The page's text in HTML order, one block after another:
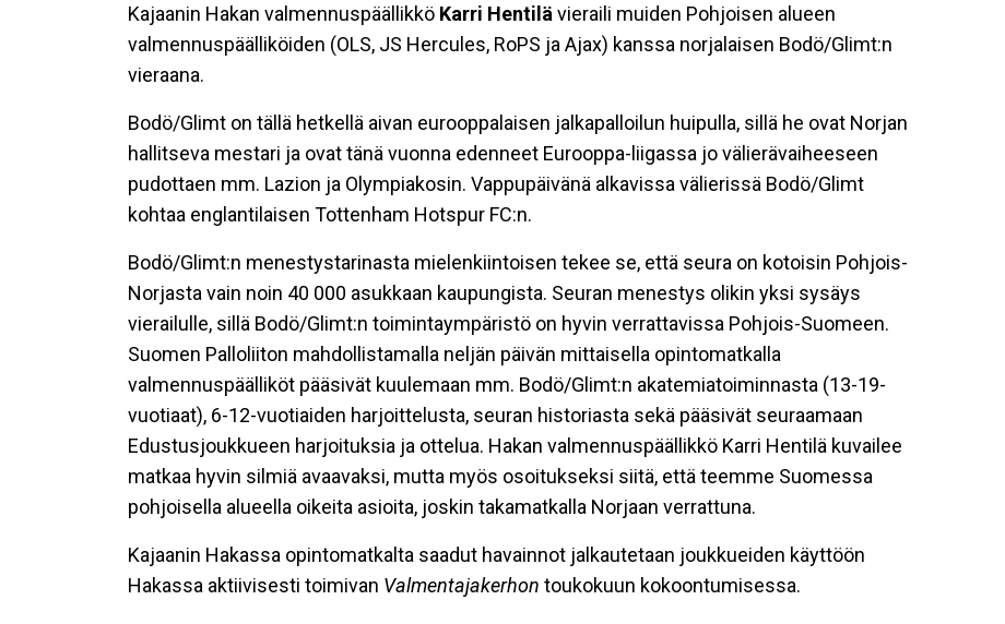
Kajaanin Hakan valmennuspäällikkö Karri Hentilä vieraili muiden Pohjoisen alueen
valmennuspäälliköiden (OLS, JS Hercules, RoPS ja Ajax) kanssa norjalaisen Bodö/Glimt:n
vieraana.
Bodö/Glimt on tällä hetkellä aivan eurooppalaisen jalkapalloilun huipulla, sillä he ovat Norjan
hallitseva mestari ja ovat tänä vuonna edenneet Eurooppa-liigassa jo välierävaiheeseen
pudottaen mm. Lazion ja Olympiakosin. Vappupäivänä alkavissa välierissä Bodö/Glimt
kohtaa englantilaisen Tottenham Hotspur FC:n.
Bodö/Glimt:n menestystarinasta mielenkiintoisen tekee se, että seura on kotoisin Pohjois-
Norjasta vain noin 40 000 asukkaan kaupungista. Seuran menestys olikin yksi sysäys
vierailulle, sillä Bodö/Glimt:n toimintaympäristö on hyvin verrattavissa Pohjois-Suomeen.
Suomen Palloliiton mahdollistamalla neljän päivän mittaisella opintomatkalla
valmennuspäälliköt pääsivät kuulemaan mm. Bodö/Glimt:n akatemiatoiminnasta (13-19-
vuotiaat), 6-12-vuotiaiden harjoittelusta, seuran historiasta sekä pääsivät seuraamaan
Edustusjoukkueen harjoituksia ja ottelua. Hakan valmennuspäällikkö Karri Hentilä kuvailee
matkaa hyvin silmiä avaavaksi, mutta myös osoitukseksi siitä, että teemme Suomessa
pohjoisella alueella oikeita asioita, joskin takamatkalla Norjaan verrattuna.
Kajaanin Hakassa opintomatkalta saadut havainnot jalkautetaan joukkueiden käyttöön
Hakassa aktiivisesti toimivan Valmentajakerhon toukokuun kokoontumisessa.